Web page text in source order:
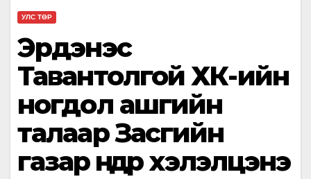
УЛС ТӨР
Эрдэнэс
Тавантолгой ХК-ийн
ногдол ашгийн
талаар Засгийн
газар өнөөдөр хэлэлцэнэ